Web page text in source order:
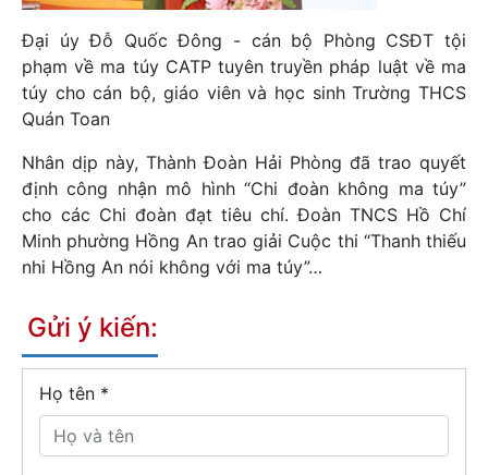
Đại úy Đỗ Quốc Đông - cán bộ Phòng CSĐT tội
phạm về ma túy CATP tuyên truyền pháp luật về ma
túy cho cán bộ, giáo viên và học sinh Trường THCS
Quán Toan
Nhân dịp này, Thành Đoàn Hải Phòng đã trao quyết
định công nhận mô hình “Chi đoàn không ma túy”
cho các Chi đoàn đạt tiêu chí. Đoàn TNCS Hồ Chí
Minh phường Hồng An trao giải Cuộc thi “Thanh thiếu
nhi Hồng An nói không với ma túy”…
Gửi ý kiến:
Họ tên *